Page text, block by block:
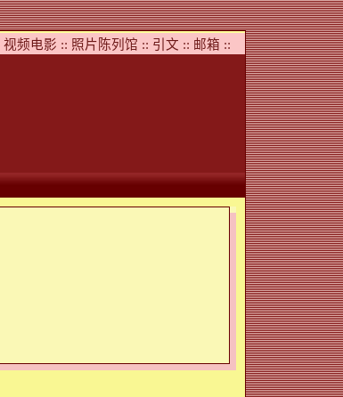
视频电影 :: 照片陈列馆 :: 引文 :: 邮箱 ::